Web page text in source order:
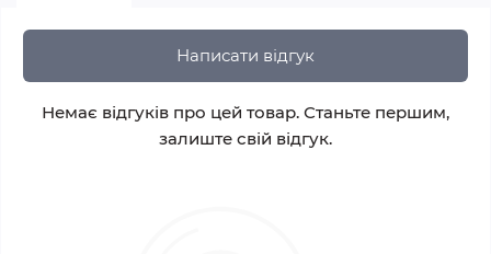
Написати відгук
Немає відгуків про цей товар. Станьте першим,
залиште свій відгук.